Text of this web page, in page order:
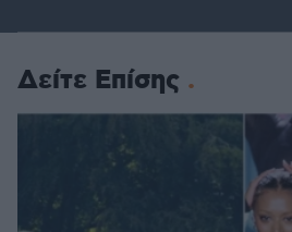
Δείτε Επίσης